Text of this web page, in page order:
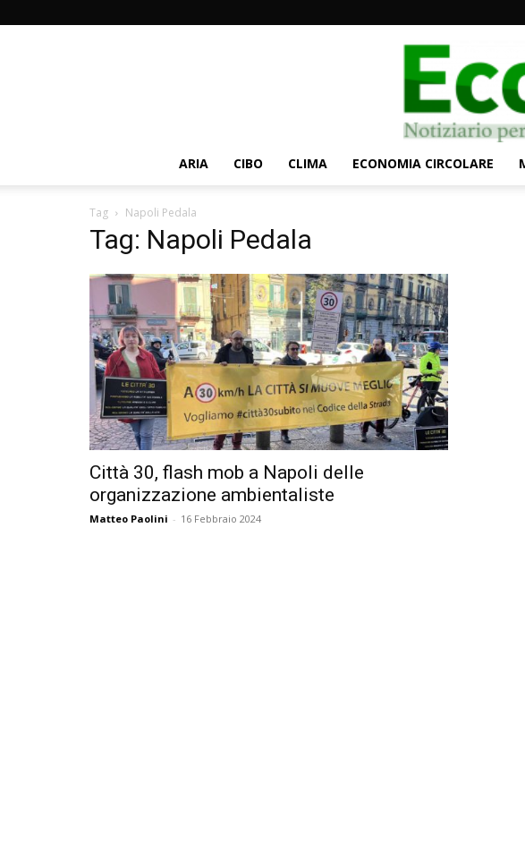
ARIA CIBO CLIMA ECONOMIA CIRCOLARE
Tag Napoli Pedala
Tag: Napoli Pedala
Città 30, flash mob a Napoli delle
organizzazione ambientaliste
Matteo Paolini - 16 Febbraio 2024